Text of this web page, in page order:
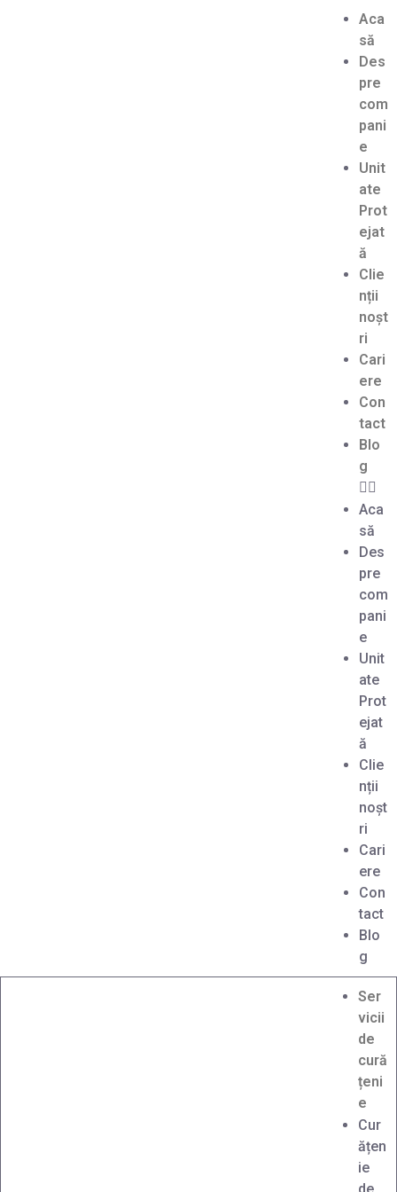
Aca
să
Des
pre
com
pani
e
Unit
ate
Prot
ejat
ă
Clie
nții
noșt
ri
Cari
ere
Con
tact
Blo
g
Aca
să
Des
pre
com
pani
e
Unit
ate
Prot
ejat
ă
Clie
nții
noșt
ri
Cari
ere
Con
tact
Blo
g
Ser
vicii
de
cură
țeni
e
Cur
ățen
ie